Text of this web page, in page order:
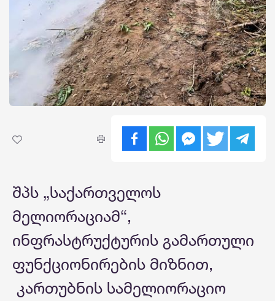
შპს „საქართველოს
მელიორაციამ“,
ინფრასტრუქტურის გამართული
ფუნქციონირების მიზნით,
კართუბნის სამელიორაციო